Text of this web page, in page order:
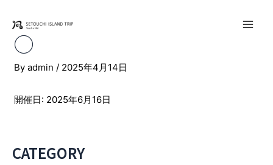
◯
Byadmin/ 2025年4月14日
開催日: 2025年6月16日
CATEGORY